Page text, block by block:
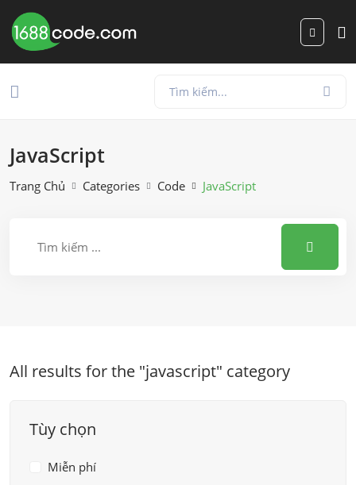
JavaScript
Trang Chủ Categories Code JavaScript
All results for the "javascript" category
Tùy chọn
Miễn phí